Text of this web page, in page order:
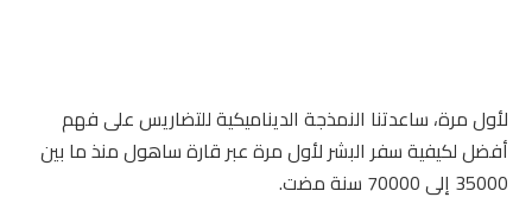
لأول مرة، ساعدتنا النمذجة الديناميكية للتضاريس على فهم
أفضل لكيفية سفر البشر لأول مرة عبر قارة ساهول منذ ما بين
35000 إلى 70000 سنة مضت.